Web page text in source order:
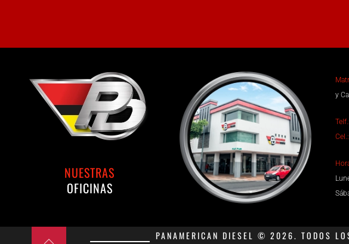
NUESTRAS
OFICINAS
y
Telf.:
Cel.:
PANAMERICAN DIESEL © 2026. TODOS